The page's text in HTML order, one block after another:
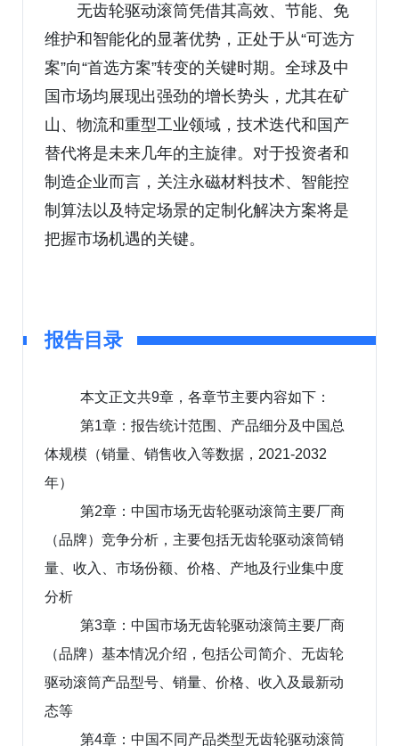
无齿轮驱动滚筒凭借其高效、节能、免
维护和智能化的显著优势，正处于从“可选方
案”向“首选方案”转变的关键时期。全球及中
国市场均展现出强劲的增长势头，尤其在矿
山、物流和重型工业领域，技术迭代和国产
替代将是未来几年的主旋律。对于投资者和
制造企业而言，关注永磁材料技术、智能控
制算法以及特定场景的定制化解决方案将是
把握市场机遇的关键。
报告目录
本文正文共9章，各章节主要内容如下：
第1章：报告统计范围、产品细分及中国总
体规模（销量、销售收入等数据，2021-2032
年）
第2章：中国市场无齿轮驱动滚筒主要厂商
（品牌）竞争分析，主要包括无齿轮驱动滚筒销
量、收入、市场份额、价格、产地及行业集中度
分析
第3章：中国市场无齿轮驱动滚筒主要厂商
（品牌）基本情况介绍，包括公司简介、无齿轮
驱动滚筒产品型号、销量、价格、收入及最新动
态等
第4章：中国不同产品类型无齿轮驱动滚筒